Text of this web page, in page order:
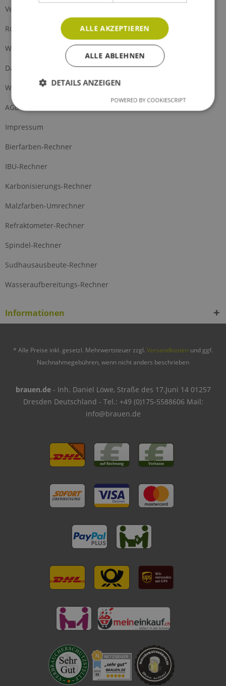
Versand und Zahlung
Rückgabe
Widerrufsrecht
Datenschutz
Widerrufsformular
AGB
Impressum
Bierfarben-Rechner
IBU-Rechner
Karbonisierungs-Rechner
Malzfarben-Umrechner
Refraktometer-Rechner
Spindel-Rechner
Sudhausausbeute-Rechner
Wasseraufbereitungs-Rechner
Informationen
* Alle Preise inkl. gesetzl. Mehrwertsteuer zzgl. Versandkosten und ggf.
Nachnahmegebühren, wenn nicht anders beschrieben
brauen.de- Inh. Daniel Löwe, Straße des 17.Juni 14 01257
Dresden Deutschland - Tel.: +49 (0)175-5588606 Mail:
info@brauen.de
ALLE AKZEPTIEREN
ALLE ABLEHNEN
DETAILS ANZEIGEN
POWERED BY COOKIESCRIPT